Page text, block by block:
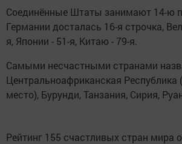
Соединённые Штаты занимают 14-ю
Германии досталась 16-я строчка,
я, Японии - 51-я, Китаю - 79-я.
Самыми несчастными странами
Центральноафриканская Республика
место), Бурунди, Танзания, Сирия,
Рейтинг 155 счастливых стран мира